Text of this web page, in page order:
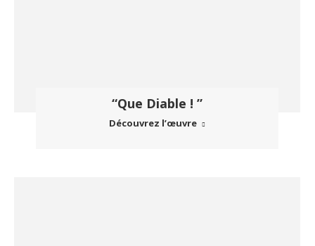
“Que Diable ! ”
Découvrez l’œuvre